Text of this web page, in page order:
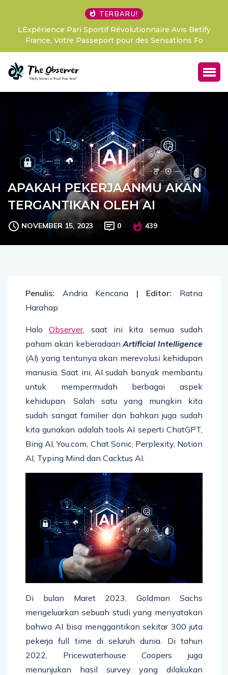
TERBARU!
LExpérience Pari Sportif Révolutionnaire Avis Betify
France, Votre Passeport pour des Sensations Fo
APAKAH PEKERJAANMU AKAN
TERGANTIKAN OLEH AI
NOVEMBER 15, 2023 0 439
Penulis: Andria Kencana | Editor: Ratna
Harahap
HaloObserver, saat ini kita semua sudah
paham akan keberadaanArtificial Intelligence
(AI) yang tentunya akan merevolusi kehidupan
manusia. Saat ini, AI sudah banyak membantu
untuk mempermudah berbagai aspek
kehidupan. Salah satu yang mungkin kita
sudah sangat familier dan bahkan juga sudah
kita gunakan adalah tools AI seperti ChatGPT,
Bing AI, You.com, Chat Sonic, Perplexity, Notion
AI, Typing Mind dan Cacktus AI.
Di bulan Maret 2023, Goldman Sachs
mengeluarkan sebuah studi yang menyatakan
bahwa AI bisa menggantikan sekitar 300 juta
pekerja full time di seluruh dunia. Di tahun
2022, Pricewaterhouse Coopers juga
menunjukan hasil survey yang dilakukan